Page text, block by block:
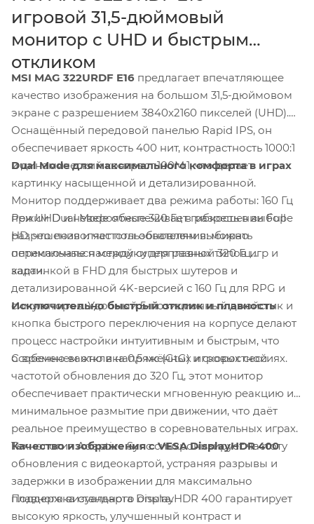
игровой 31,5-дюймовый
монитор с UHD и быстрым
откликом
MSI MAG 322URDF E16 предлагает впечатляющее
качество изображения на большом 31,5-дюймовом
экране с разрешением 3840x2160 пикселей (UHD).
Оснащённый передовой панелью Rapid IPS, он
обеспечивает яркость 400 нит, контрастность 1000:1
и динамический контраст 100M:1, что делает
картинку насыщенной и детализированной.
Монитор поддерживает два режима работы: 160 Гц
при UHD и невероятные 320 Гц в разрешении Full
HD, что позволяет пользователям выбирать
оптимальные настройки для разных типов игр и
задач.
Dual Mode для максимального комфорта в играх
Режим Dual Mode обеспечивает гибкость в выборе
разрешения и частоты обновления: можно
переключаться между суперплавной 320 Гц
картинкой в FHD для быстрых шутеров и
детализированной 4K-версией с 160 Гц для RPG и
симуляторов. Удобный 5-позиционный джойстик и
кнопка быстрого переключения на корпусе делают
процесс настройки интуитивным и быстрым, что
особенно важно в напряжённых игровых сессиях.
Исключительно быстрый отклик и плавность
С временем отклика 0,5 мс (GtG) и скоростной
частотой обновления до 320 Гц, этот монитор
обеспечивает практически мгновенную реакцию и
минимальное размытие при движении, что даёт
реальное преимущество в соревновательных играх.
Технология Adaptive Sync синхронизирует частоту
обновления с видеокартой, устраняя разрывы и
задержки в изображении для максимально
плавного визуального опыта.
Качество изображения с VESA DisplayHDR 400
Поддержка стандарта DisplayHDR 400 гарантирует
высокую яркость, улучшенный контраст и